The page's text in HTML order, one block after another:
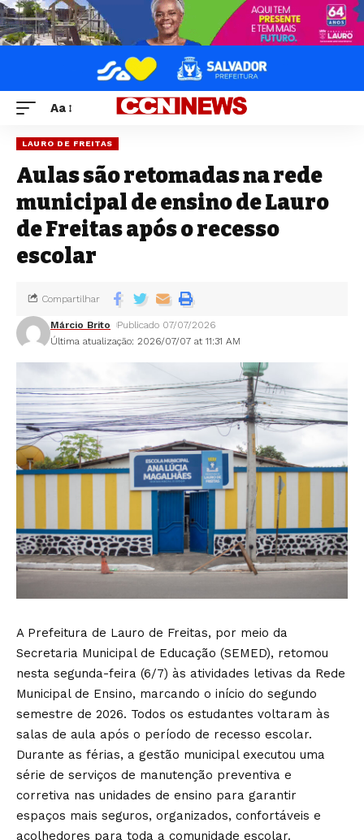
Aa
LAURO DE FREITAS
Aulas são retomadas na rede
municipal de ensino de Lauro
de Freitas após o recesso
escolar
Última atualização: 2026/07/07 at 11:31 AM
Márcio Brito Publicado 07/07/2026
Compartilhar
A Prefeitura de Lauro de Freitas, por meio da
Secretaria Municipal de Educação (SEMED), retomou
nesta segunda-feira (6/7) às atividades letivas da Rede
Municipal de Ensino, marcando o início do segundo
semestre de 2026. Todos os estudantes voltaram às
salas de aula após o período de recesso escolar.
Durante as férias, a gestão municipal executou uma
série de serviços de manutenção preventiva e
corretiva nas unidades de ensino para garantir
espaços mais seguros, organizados, confortáveis e
acolhedores para toda a comunidade escolar.